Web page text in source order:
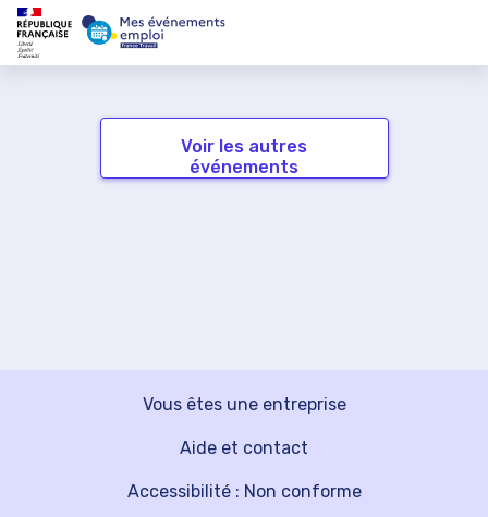
Voir les autres
événements
Vous êtes une entreprise
Aide et contact
Accessibilité : Non conforme